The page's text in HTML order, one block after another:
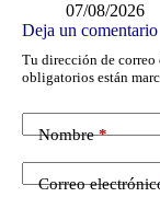
07/08/2026
Deja un comentario
Tu dirección de
obligatorios están
Nombre*
Correo